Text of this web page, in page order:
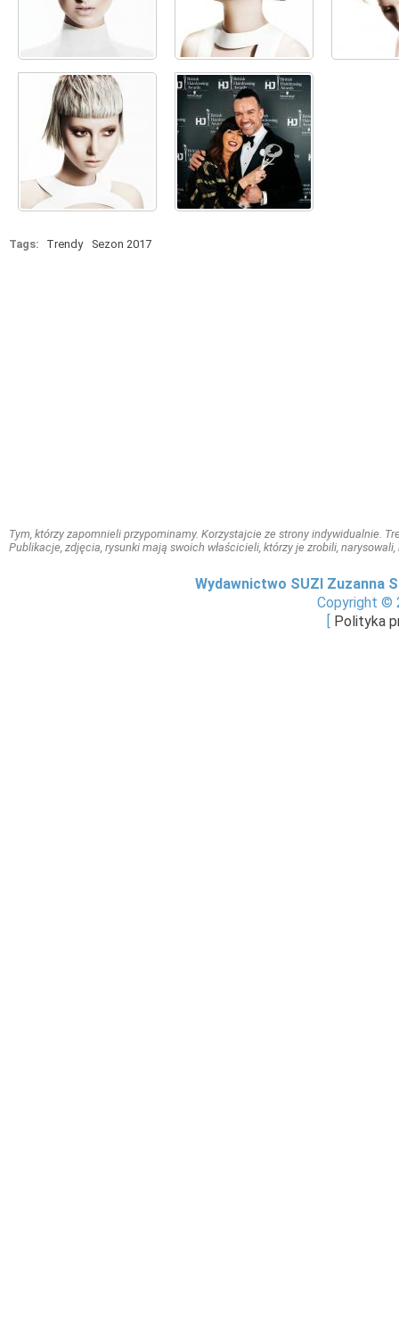
Tags: Trendy Sezon 2017
Tym, którzy zapomnieli przypominamy. Korzystajcie ze strony indywidualnie.
Publikacje, zdjęcia, rysunki mają swoich właścicieli, którzy je zrobili,
Wydawnictwo SUZI Zuzanna
Copyright ©
Polityka